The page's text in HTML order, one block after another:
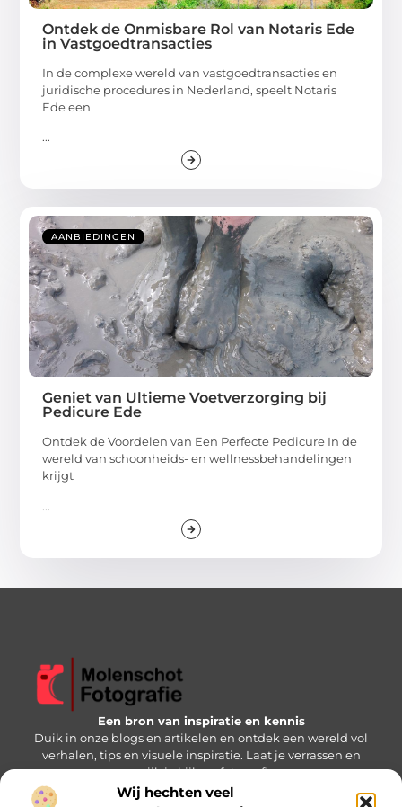
Wij hechten veel
Ontdek de Onmisbare Rol van Notaris Ede
in Vastgoedtransacties
In de complexe wereld van vastgoedtransacties en
juridische procedures in Nederland, speelt Notaris
Ede een
...
AANBIEDINGEN
Geniet van Ultieme Voetverzorging bij
Pedicure Ede
Ontdek de Voordelen van Een Perfecte Pedicure In de
wereld van schoonheids- en wellnessbehandelingen
krijgt
...
Een bron van inspiratie en kennis
Duik in onze blogs en artikelen en ontdek een wereld vol
verhalen, tips en visuele inspiratie. Laat je verrassen en
verrijk je kijk op fotografie.